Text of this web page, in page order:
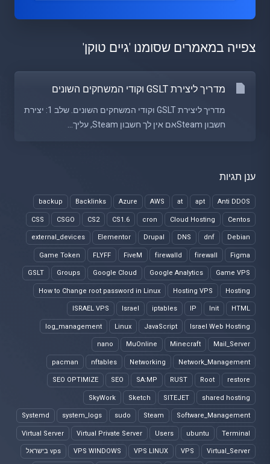
ענן תגיות
Anti DDOS
apt
at
AWS
Azure
Backlinks
backup
Centos
Cloud Hosting
cron
CS1.6
CS2
CSGO
CSS
Debian
dnf
DNS
Drupal
Elementor
external_devices
Figma
firewall
firewalld
FiveM
FLYFF
Game Token
Game VPS
Google Analytics
Google Cloud
Groups
GSLT
Hosting
Hosting VPS
How to Change root password in Linux
HTML
Init
IP
iptables
Israel
ISRAEL VPS
Israel Web Hosting
JavaScript
Linux
log_management
Mail_Server
Minecraft
MuOnline
nano
Network_Management
Networking
nftables
pacman
restore
Root
RUST
SA:MP
SEO
SEO OPTIMIZE
shared hosting
SITEJET
Sketch
SkyWork
Software_Management
Steam
sudo
system_logs
Systemd
Terminal
ubuntu
Users
Virtual Private Server
Virtual Server
Virtual_Server
VPS
VPS LINUX
VPS WINDOWS vps בישראל
צפייה במאמרים שסומנו 'גיים טוקן'
מדריך ליצירת GSLT וקודי המשחקים השונים
מדריך ליצירת GSLT וקודי המשחקים השונים. שלב 1: יצירת
חשבון Steamאם אין לך חשבון Steam, עליך...